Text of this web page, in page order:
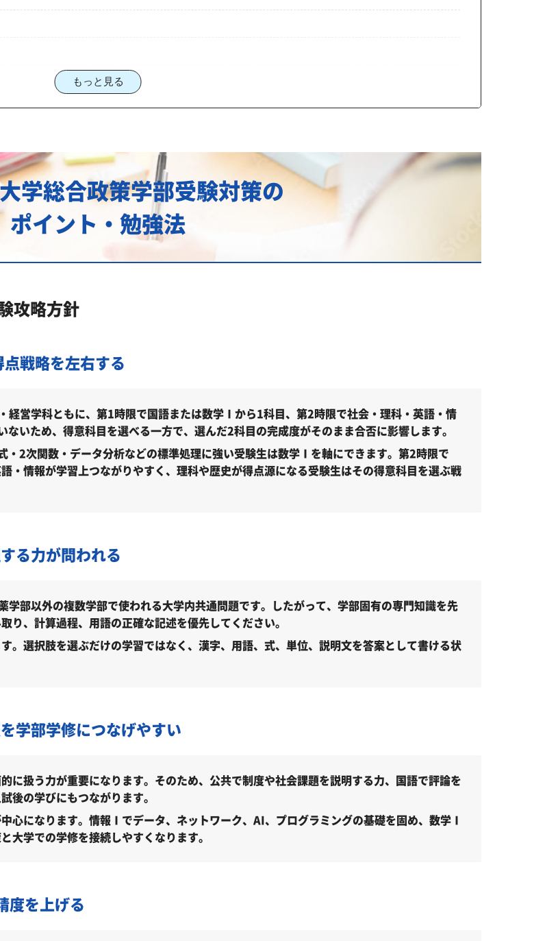
どれくらい？
を選ぶなら、じゅけラボ予備校という選択肢
入試に対応した受験対策カリキュラム・学習計画を提供します
さい
とやる気をなくしている受験生へ
合政策学部受験も対応可能
もっと見る
学総合政策学部受験対策の
ポイント・勉強法
攻略方針
戦略を左右する
営学科ともに、第1時限で国語または数学Ⅰから1科目、第2時限で社会・理科・英語・情
いため、得意科目を選べる一方で、選んだ2科目の完成度がそのまま合否に影響します。
・2次関数・データ分析などの標準処理に強い受験生は数学Ⅰを軸にできます。第2時限で
・情報が学習上つながりやすく、理科や歴史が得点源になる受験生はその得意科目を選ぶ戦
る力が問われる
部以外の複数学部で使われる大学内共通問題です。したがって、学部固有の専門知識を先
、計算過程、用語の正確な記述を優先してください。
。選択肢を選ぶだけの学習ではなく、漢字、用語、式、単位、説明文を答案として書ける状
学部学修につなげやすい
に扱う力が重要になります。そのため、公共で制度や社会課題を説明する力、国語で評論を
後の学びにもつながります。
心になります。情報Ⅰでデータ、ネットワーク、AI、プログラミングの基礎を固め、数学Ⅰ
大学での学修を接続しやすくなります。
度を上げる